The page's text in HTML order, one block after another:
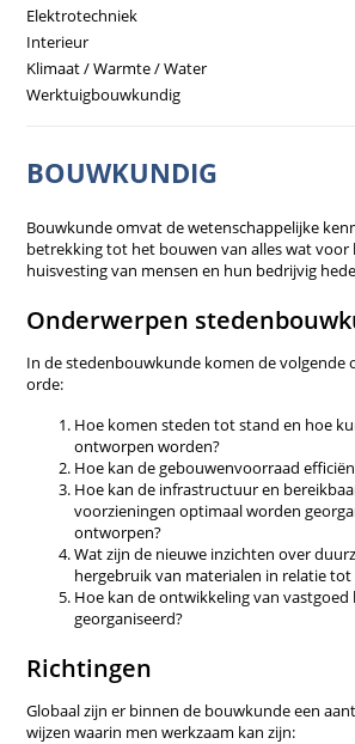
Elektrotechniek
Interieur
Klimaat / Warmte / Water
Werktuigbouwkundig
BOUWKUNDIG
Bouwkunde omvat de wetenschappelijke
betrekking tot het bouwen van alles wat voor
huisvesting van mensen en hun bedrijvig
Onderwerpen
In de stedenbouwkunde komen de volgende
orde:
Hoe komen steden tot stand en hoe
ontworpen worden?
Hoe kan de gebouwenvoorraad
Hoe kan de infrastructuur en
voorzieningen optimaal worden
ontworpen?
Wat zijn de nieuwe inzichten over
hergebruik van materialen in relatie
Hoe kan de ontwikkeling van
georganiseerd?
Richtingen
Globaal zijn er binnen de bouwkunde een
wijzen waarin men werkzaam kan zijn: